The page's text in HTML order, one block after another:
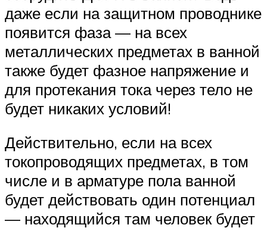
даже если на защитном проводнике
появится фаза — на всех
металлических предметах в ванной
также будет фазное напряжение и
для протекания тока через тело не
будет никаких условий!
Действительно, если на всех
токопроводящих предметах, в том
числе и в арматуре пола ванной
будет действовать один потенциал
— находящийся там человек будет